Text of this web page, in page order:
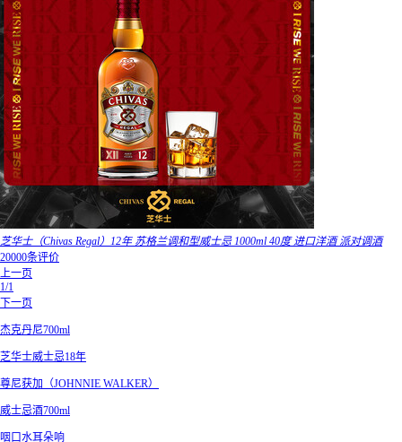
芝华士（Chivas Regal）12年 苏格兰调和型威士忌 1000ml 40度 进口洋酒 派对调酒
20000条评价
上一页
1/1
下一页
杰克丹尼700ml
芝华士威士忌18年
尊尼获加（JOHNNIE WALKER）
威士忌酒700ml
咽口水耳朵响